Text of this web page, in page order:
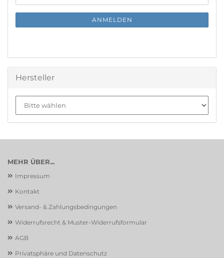
Mail
ANMELDEN
Hersteller
MEHR ÜBER...
Impressum
Kontakt
Versand- & Zahlungsbedingungen
Widerrufsrecht & Muster-Widerrufsformular
AGB
Privatsphäre und Datenschutz